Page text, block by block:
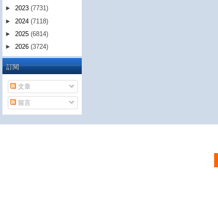
► 2023 (7731)
► 2024 (7118)
► 2025 (6814)
► 2026 (3724)
訂閱
文章
留言